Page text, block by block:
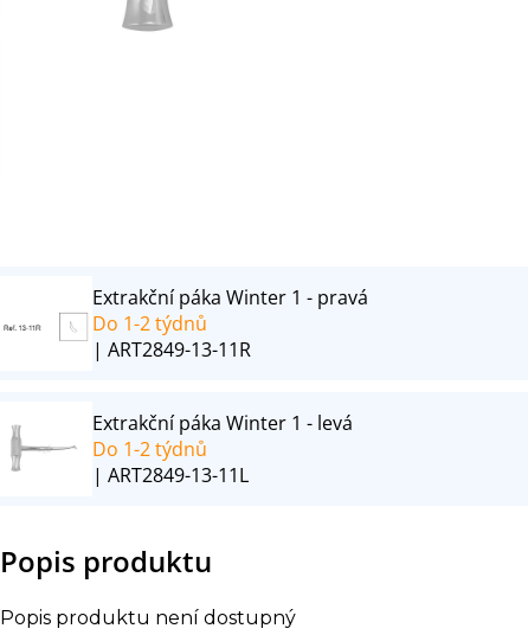
Popis produktu
Popis produktu není dostupný
Extrakční páka Winter 1 - pravá
Do 1-2 týdnů
| ART2849-13-11R
Extrakční páka Winter 1 - levá
Do 1-2 týdnů
| ART2849-13-11L